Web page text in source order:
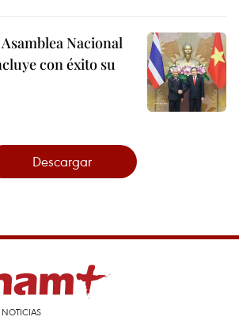
Nacional
con éxito su
Descargar